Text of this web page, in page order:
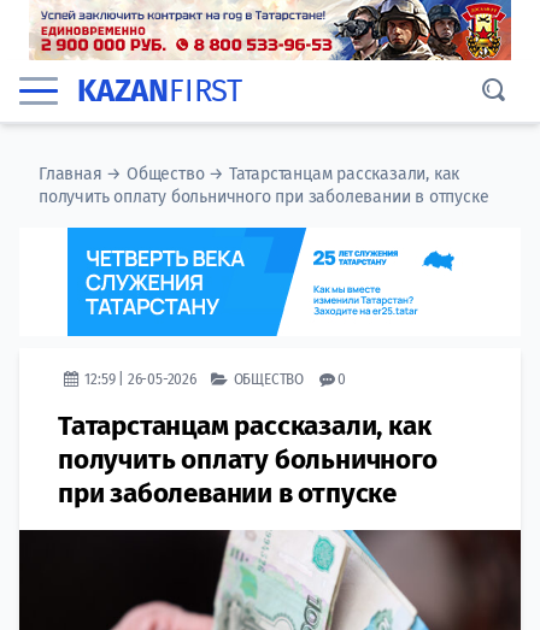
KAZANFIRST
Главная →Общество→ Татарстанцам рассказали, как
получить оплату больничного при заболевании в отпуске
12:59 | 26-05-2026 ОБЩЕСТВО 0
Татарстанцам рассказали, как
получить оплату больничного
при заболевании в отпуске